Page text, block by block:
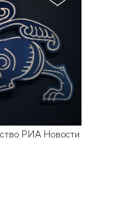
РИА Новости